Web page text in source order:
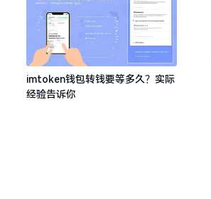
imtoken钱包转钱要等多久？实际
经验告诉你